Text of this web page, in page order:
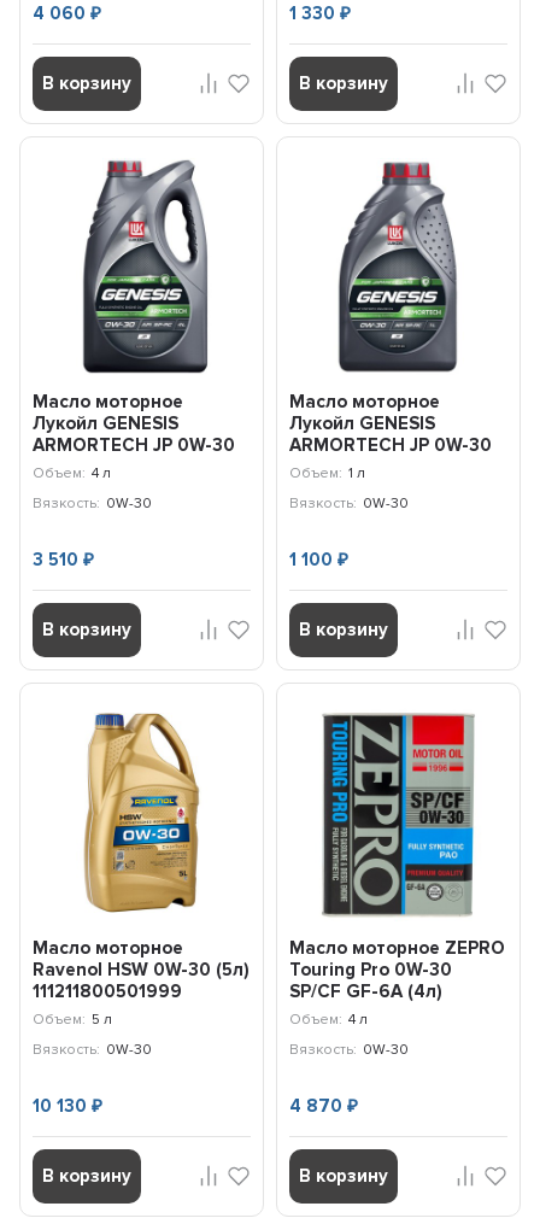
4 060₽
В корзину
1 330 ₽
В корзину
Масло моторное
Лукойл GENESIS
ARMORTECH JP 0W-30
(4л) 3173837
Объем: 4 л
Вязкость: 0W-30
3 510₽
В корзину
Масло моторное
Лукойл GENESIS
ARMORTECH JP 0W-30
(1л) 3173835
Объем: 1 л
Вязкость: 0W-30
1 100 ₽
В корзину
Масло моторное
Ravenol HSW 0W-30 (5л)
111211800501999
Объем: 5 л
Вязкость: 0W-30
10 130₽
В корзину
Масло моторное ZEPRO
Touring Pro 0W-30
SP/CF GF-6A (4л)
42520040
Объем: 4 л
Вязкость: 0W-30
4 870 ₽
В корзину